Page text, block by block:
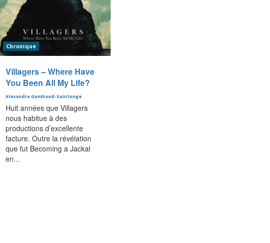
Chronique
Villagers – Where Have
You Been All My Life?
Alexandre Gombaud-Saintonge
Huit années que Villagers
nous habitue à des
productions d’excellente
facture. Outre la révélation
que fut Becoming a Jackal
en...